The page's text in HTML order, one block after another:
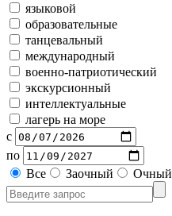
языковой
образовательные
танцевальный
международный
военно-патриотический
экскурсионный
интеллектуальные
лагерь на море
с
по
Все
Заочный Очный